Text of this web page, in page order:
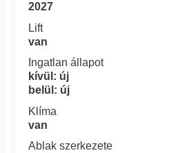
2027
Lift
van
Ingatlan állapot
kívül: új
belül: új
Klíma
van
Ablak szerkezete